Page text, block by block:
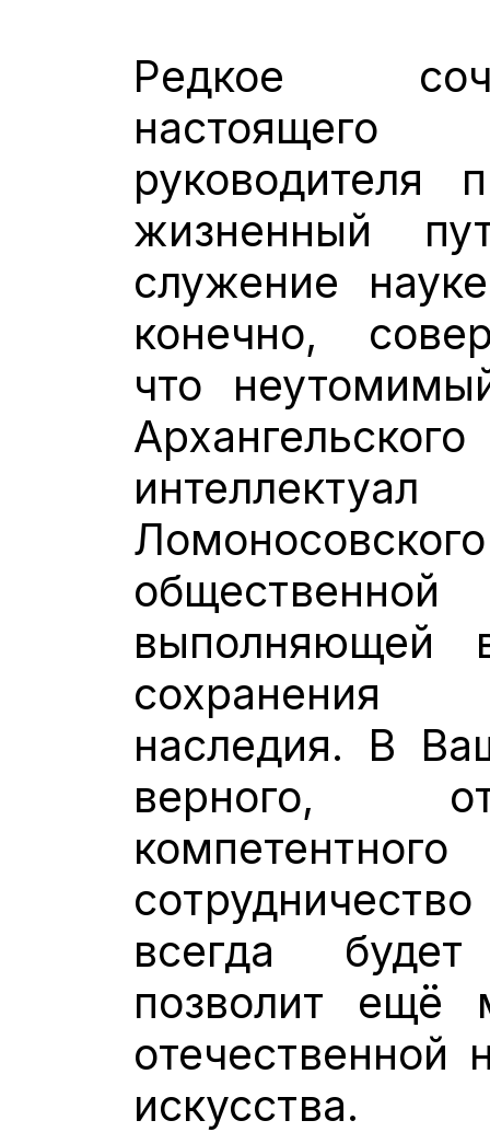
Редкое
настоящего
руководителя
жизненный
служение
конечно,
что
выполняющей
сохранения
наследия. В
верного,
всегда
позволит ещё
отечественной
искусства.